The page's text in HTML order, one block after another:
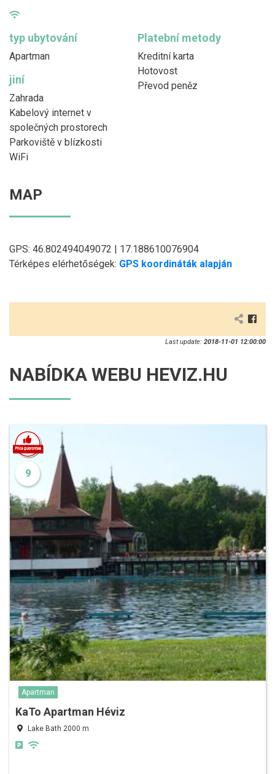
typ ubytování
Apartman
Platební metody
Kreditní karta
Hotovost
Převod peněz
jiní
Zahrada
Kabelový internet v
společných prostorech
Parkoviště v blízkosti
WiFi
MAP
GPS: 46.802494049072 | 17.188610076904
Térképes elérhetőségek: GPS koordináták alapján
Last update: 2018-11-01 12:00:00
NABÍDKA WEBU HEVIZ.HU
9
Apartman
KaTo Apartman Héviz
Lake Bath 2000 m